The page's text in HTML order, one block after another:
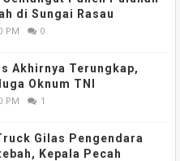
di Sungai Rasau
PM 0
Akhirnya Terungkap,
Oknum TNI
PM 1
Gilas Pengendara
Kepala Pecah